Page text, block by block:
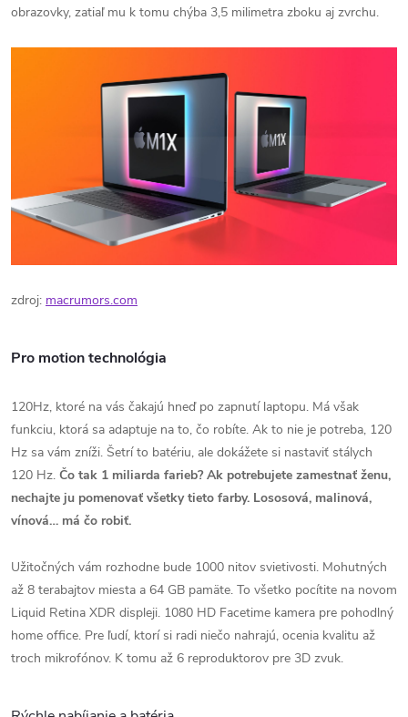
obrazovky, zatiaľ mu k tomu chýba 3,5 milimetra zboku aj zvrchu.
zdroj: macrumors.com
Pro motion technológia
120Hz, ktoré na vás čakajú hneď po zapnutí laptopu. Má však
funkciu, ktorá sa adaptuje na to, čo robíte. Ak to nie je potreba, 120
Hz sa vám zníži. Šetrí to batériu, ale dokážete si nastaviť stálych
120 Hz. Čo tak 1 miliarda farieb? Ak potrebujete zamestnať ženu,
nechajte ju pomenovať všetky tieto farby. Lososová, malinová,
vínová… má čo robiť.
Užitočných vám rozhodne bude 1000 nitov svietivosti. Mohutných
až 8 terabajtov miesta a 64 GB pamäte. To všetko pocítite na novom
Liquid Retina XDR displeji. 1080 HD Facetime kamera pre pohodlný
home office. Pre ľudí, ktorí si radi niečo nahrajú, ocenia kvalitu až
troch mikrofónov. K tomu až 6 reproduktorov pre 3D zvuk.